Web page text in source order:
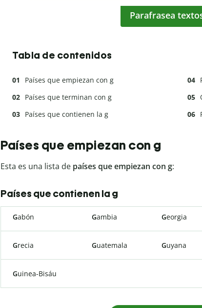
Parafrasea
Tabla de contenidos
Países que empiezan con g
Países que terminan con g
Países que contienen la g
Países que empiezan con g
Esta es una lista de países que empiezan con g:
Países que contienen la g
Gabón Gambia Georgia
Grecia Guatemala Guyana
Guinea-Bisáu